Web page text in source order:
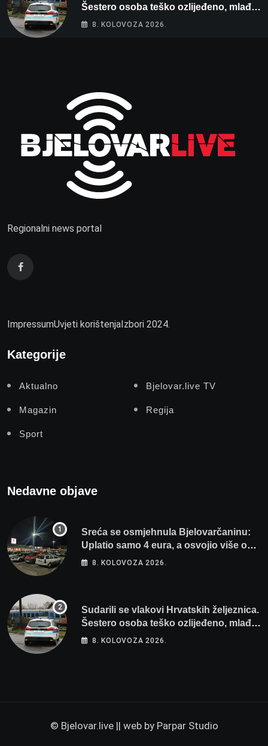
Šestero osoba teško ozlijeđeno, mlađa
žena na intenzivnoj
8. KOLOVOZA 2026.
Regionalni news portal
ImpressumUvjeti korištenjaIzbori 2024.
Kategorije
Aktualno Bjelovar.live TV
Magazin Regija
Sport
Nedavne objave
Sreća se osmjehnula Bjelovarčaninu:
Uplatio samo 4 eura, a osvojio više od
80 tisuća eura
8. KOLOVOZA 2026.
Sudarili se vlakovi Hrvatskih željeznica.
Šestero osoba teško ozlijeđeno, mlađa
žena na intenzivnoj
8. KOLOVOZA 2026.
© Bjelovar.live || web by Parpar Studio